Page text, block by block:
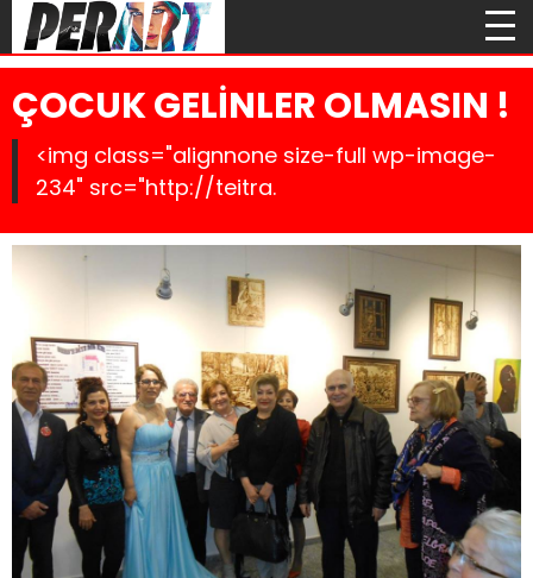
ÇOCUK GELİNLER OLMASIN !
<img class="alignnone size-full wp-image-
234" src="http://teitra.